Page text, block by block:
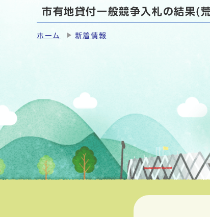
市有地貸付一般競争入札の結果(
ホーム 新着情報